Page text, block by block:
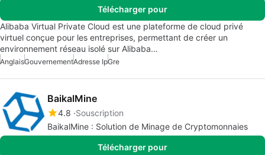
Télécharger pour
Alibaba Virtual Private Cloud est une plateforme de cloud privé
virtuel conçue pour les entreprises, permettant de créer un
environnement réseau isolé sur Alibaba…
AnglaisGouvernementAdresse IpGre
BaikalMine
4.8 Souscription
BaikalMine : Solution de Minage de Cryptomonnaies
Télécharger pour